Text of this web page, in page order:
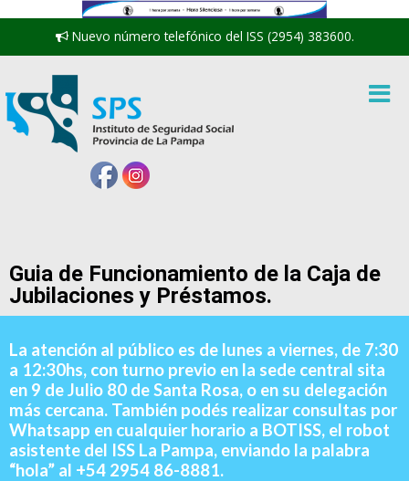
Nuevo número telefónico del ISS (2954) 383600.
Guia de Funcionamiento de la Caja de
Jubilaciones y Préstamos.
La atención al público es de lunes a viernes, de 7:30
a 12:30hs, con turno previo en la sede central sita
en 9 de Julio 80 de Santa Rosa, o en su delegación
más cercana. También podés realizar consultas por
Whatsapp en cualquier horario a BOTISS, el robot
asistente del ISS La Pampa, enviando la palabra
“hola” al +54 2954 86-8881.